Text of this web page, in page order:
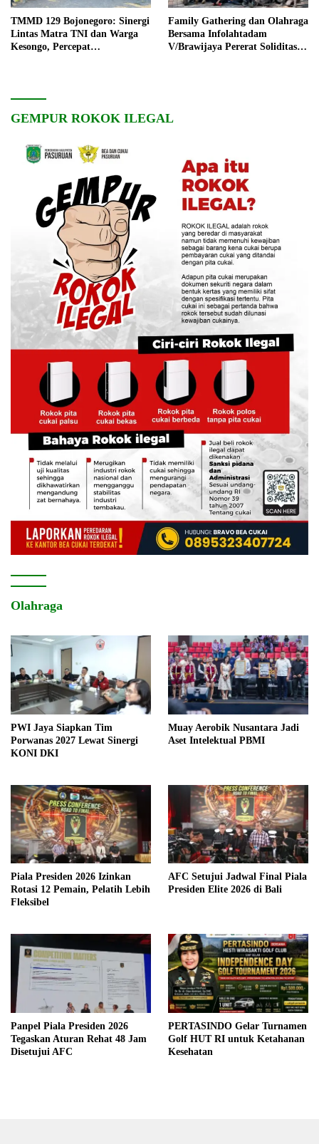
TMMD 129 Bojonegoro: Sinergi
Lintas Matra TNI dan Warga
Kesongo, Percepat
Family Gathering dan Olahraga
Bersama Infolahtadam
V/Brawijaya Pererat Soliditas
GEMPUR ROKOK ILEGAL
Olahraga
PWI Jaya Siapkan Tim
Porwanas 2027 Lewat Sinergi
KONI DKI
Muay Aerobik Nusantara Jadi
Aset Intelektual PBMI
Piala Presiden 2026 Izinkan
Rotasi 12 Pemain, Pelatih Lebih
Fleksibel
AFC Setujui Jadwal Final Piala
Presiden Elite 2026 di Bali
Panpel Piala Presiden 2026
Tegaskan Aturan Rehat 48 Jam
Disetujui AFC
PERTASINDO Gelar Turnamen
Golf HUT RI untuk Ketahanan
Kesehatan